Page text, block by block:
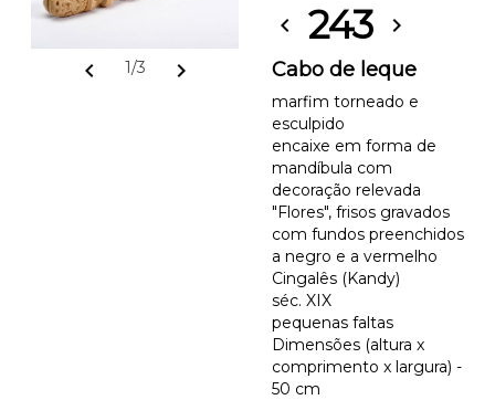
chevron_left 1/3 chevron_right
chevron_left 243 chevron_right
Cabo de leque
marfim torneado e
esculpido
encaixe em forma de
mandíbula com
decoração relevada
"Flores", frisos gravados
com fundos preenchidos
a negro e a vermelho
Cingalês (Kandy)
séc. XIX
pequenas faltas
Dimensões (altura x
comprimento x largura) -
50 cm